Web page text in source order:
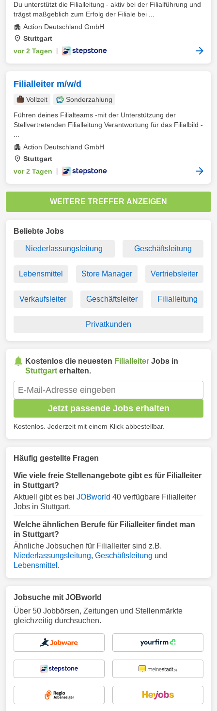
Du unterstützt die Filialleitung - aktiv bei der Filialführung und
trägst maßgeblich zum Erfolg der Filiale bei ...
Action Deutschland GmbH
Stuttgart
vor 2 Tagen
Filialleiter m/w/d
Vollzeit
Sonderzahlung
Führen deines Filialteams -mit der Unterstützung der
Stellvertretenden Filialleitung Verantwortung für das Filialbild -
Action Deutschland GmbH
Stuttgart
vor 2 Tagen
WEITERE TREFFER ANZEIGEN
Beliebte Jobs
Niederlassungsleitung Geschäftsleitung
Lebensmittel Store Manager Vertriebsleiter
Verkaufsleiter Geschäftsleiter Filialleitung
Privatkunden
Kostenlos die neuesten Filialleiter Jobs in
Stuttgart erhalten.
Jetzt passende Jobs erhalten
Kostenlos. Jederzeit mit einem Klick abbestellbar.
Häufig gestellte Fragen
Wie viele freie Stellenangebote gibt es für Filialleiter
in Stuttgart?
Aktuell gibt es bei JOBworld 40 verfügbare Filialleiter
Jobs in Stuttgart.
Welche ähnlichen Berufe für Filialleiter findet man
in Stuttgart?
Ähnliche Jobsuchen für Filialleiter sind z.B.
Niederlassungsleitung, Geschäftsleitung und
Lebensmittel .
Jobsuche mit JOBworld
Über 50 Jobbörsen, Zeitungen und Stellenmärkte
gleichzeitig durchsuchen.